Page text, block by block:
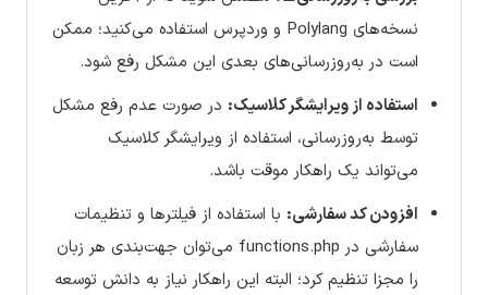
نسخه‌های Polylang و وردپرس استفاده می‌کنید؛ ممکن
است در به‌روزرسانی‌های بعدی این مشکل رفع شود.
استفاده از ویرایشگر کلاسیک: در صورت عدم رفع مشکل
توسط به‌روزرسانی، استفاده از ویرایشگر کلاسیک
می‌تواند یک راهکار موقت باشد.
افزودن کد سفارشی: با استفاده از فیلترها و تنظیمات
سفارشی در functions.php می‌توان جهت‌بندی هر زبان
را مجزا تنظیم کرد؛ البته این راهکار نیاز به دانش توسعه